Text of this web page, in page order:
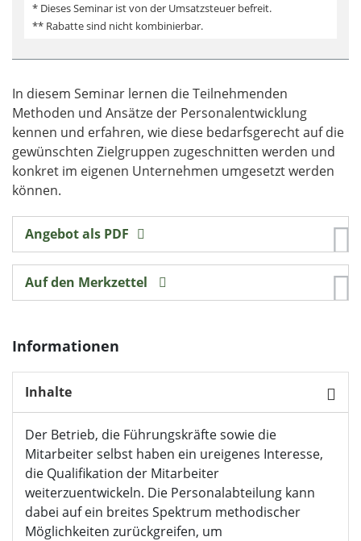
* Dieses Seminar ist von der Umsatzsteuer befreit.
** Rabatte sind nicht kombinierbar.
In diesem Seminar lernen die Teilnehmenden
Methoden und Ansätze der Personalentwicklung
kennen und erfahren, wie diese bedarfsgerecht auf die
gewünschten Zielgruppen zugeschnitten werden und
konkret im eigenen Unternehmen umgesetzt werden
können.
Angebot als PDF
Auf den Merkzettel
Informationen
Inhalte
Der Betrieb, die Führungskräfte sowie die
Mitarbeiter selbst haben ein ureigenes Interesse,
die Qualifikation der Mitarbeiter
weiterzuentwickeln. Die Personalabteilung kann
dabei auf ein breites Spektrum methodischer
Möglichkeiten zurückgreifen, um